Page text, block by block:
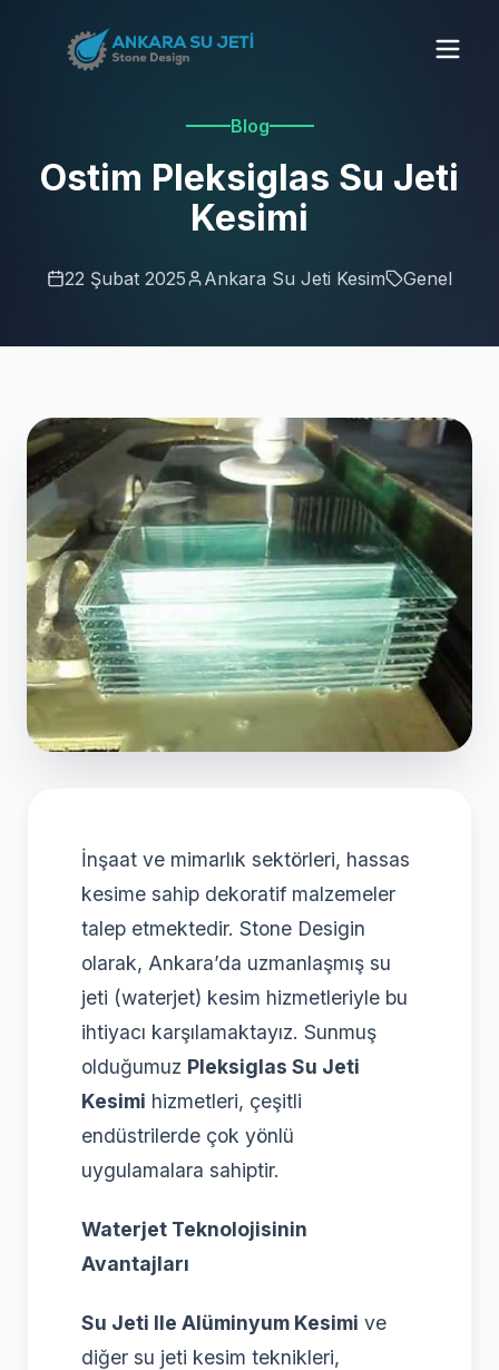
Blog
Ostim Pleksiglas Su Jeti
Kesimi
22 Şubat 2025 Ankara Su Jeti Kesim Genel
İnşaat ve mimarlık sektörleri, hassas
kesime sahip dekoratif malzemeler
talep etmektedir. Stone Desigin
olarak, Ankara’da uzmanlaşmış su
jeti (waterjet) kesim hizmetleriyle bu
ihtiyacı karşılamaktayız. Sunmuş
olduğumuz Pleksiglas Su Jeti
Kesimi hizmetleri, çeşitli
endüstrilerde çok yönlü
uygulamalara sahiptir.
Waterjet Teknolojisinin
Avantajları
Su Jeti Ile Alüminyum Kesimi ve
diğer su jeti kesim teknikleri,